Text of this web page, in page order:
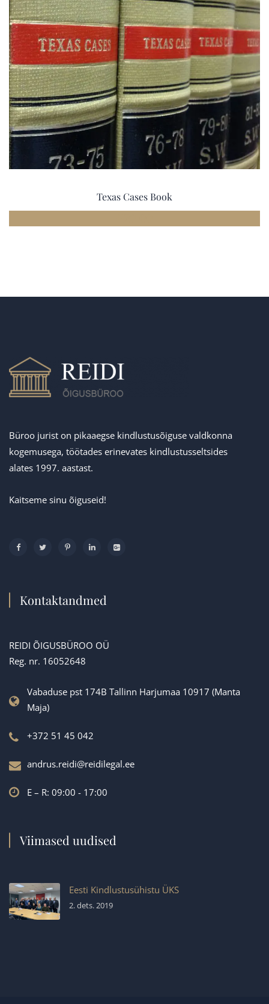
Texas Cases Book
Büroo jurist on pikaaegse kindlustusõiguse valdkonna
kogemusega, töötades erinevates kindlustusseltsides
alates 1997. aastast.
Kaitseme sinu õiguseid!
Kontaktandmed
REIDI ÕIGUSBÜROO OÜ
Reg. nr. 16052648
Vabaduse pst 174B Tallinn Harjumaa 10917 (Manta
Maja)
+372 51 45 042
andrus.reidi@reidilegal.ee
E – R: 09:00 - 17:00
Viimased uudised
Eesti Kindlustusühistu ÜKS
2. dets. 2019